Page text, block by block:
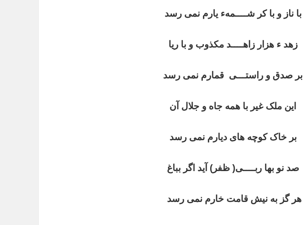
با ناز و با کر شــــمهء یارم نمی رسد
زهد ء هزار زاهــــد مکذوب و با ریا
بر صدق و راستـــی قمارم نمی رسد
این ملک غیر با همه جاه و جلال آن
بر خاک کوچه های دیارم نمی رسد
صد نو بها ربــــی( ظفر) آید اگر بباغ
هر گز به نیش قامت خارم نمی رسد